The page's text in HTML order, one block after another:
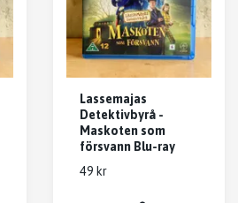
Lassemajas
Detektivbyrå -
Maskoten som
försvann Blu-ray
49 kr